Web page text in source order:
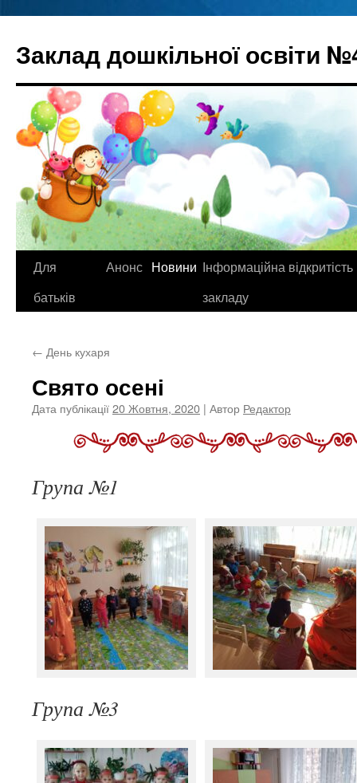
вмісту
Заклад дошкільної освіти
Для
батьків
Анонс Новини Інформаційна відкритість
закладу
← День кухаря
Свято осені
Дата публікації20 Жовтня, 2020 | Автор Редактор
Група №1
Група №3